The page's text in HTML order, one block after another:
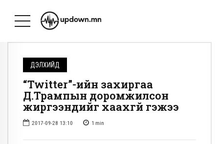
ДЭЛХИЙД
“Twitter”-ийн захиргаа
Д.Трампын доромжилсон
жиргээнүүдийг хаахгүй гэжээ
2017-09-28 13:10 1 min